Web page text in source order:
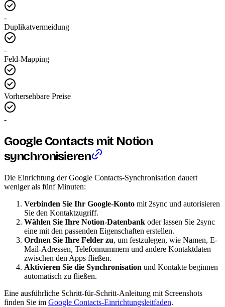
-
Duplikatvermeidung
-
Feld-Mapping
Vorhersehbare Preise
-
Google Contacts mit Notion
synchronisieren
Die Einrichtung der Google Contacts-Synchronisation dauert
weniger als fünf Minuten:
Verbinden Sie Ihr Google-Konto mit 2sync und autorisieren
Sie den Kontaktzugriff.
Wählen Sie Ihre Notion-Datenbank oder lassen Sie 2sync
eine mit den passenden Eigenschaften erstellen.
Ordnen Sie Ihre Felder zu, um festzulegen, wie Namen, E-
Mail-Adressen, Telefonnummern und andere Kontaktdaten
zwischen den Apps fließen.
Aktivieren Sie die Synchronisation und Kontakte beginnen
automatisch zu fließen.
Eine ausführliche Schritt-für-Schritt-Anleitung mit Screenshots
finden Sie im Google Contacts-Einrichtungsleitfaden.